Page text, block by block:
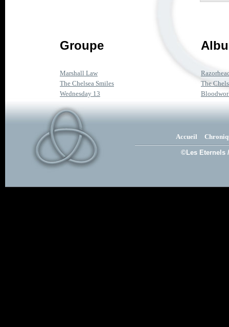
Groupe
Marshall Law
The Chelsea Smiles
The
Wednesday 13
Accueil
©Les Eternels